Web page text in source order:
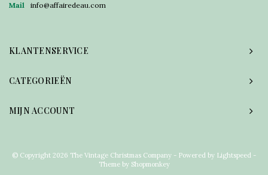
Mail
info@affairedeau.com
KLANTENSERVICE
CATEGORIEËN
MIJN ACCOUNT
© Copyright 2026 The Vintage Christmas Company - Powered by Lightspeed -
Theme by Shopmonkey